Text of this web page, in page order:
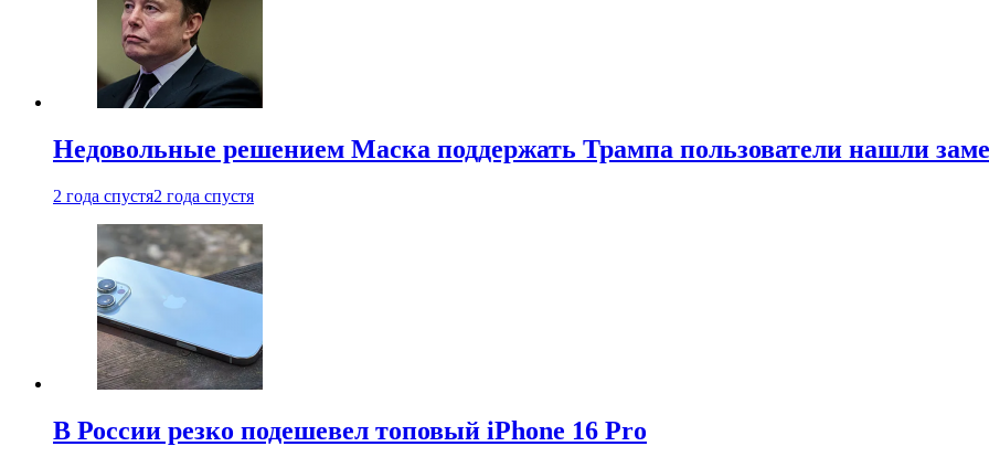
Недовольные решением Маска поддержать Трампа пользователи нашли
2 года спустя2 года спустя
В России резко подешевел топовый iPhone 16 Pro